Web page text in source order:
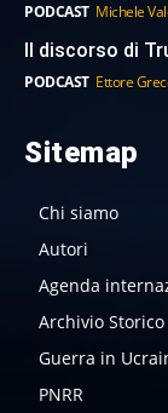
PODCAST Michele
Il discorso di
PODCAST Ettore
Sitemap
Chi siamo
Autori
Agenda
Archivio Storico
Guerra in
PNRR